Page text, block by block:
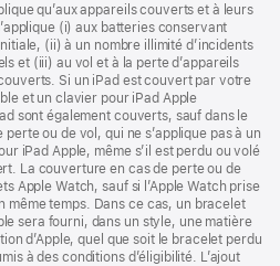
qu’aux appareils couverts et à leurs
(i) aux batteries conservant
(ii) à un nombre illimité d’incidents
et (iii) au vol et à la perte d’appareils
Si un iPad est couvert par votre
et un clavier pour iPad Apple
sont également couverts, sauf dans le
ou de vol, qui ne s’applique pas à un
iPad Apple, même s’il est perdu ou volé
La couverture en cas de perte ou de
Apple Watch, sauf si l’Apple Watch prise
même temps. Dans ce cas, un bracelet
sera fourni, dans un style, une matière
d’Apple, quel que soit le bracelet perdu
à des conditions d’éligibilité. L’ajout